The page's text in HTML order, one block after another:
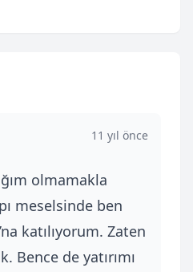
11 yıl önce
olmamakla
meselsinde ben
katılıyorum. Zaten
Bence de yatırımı